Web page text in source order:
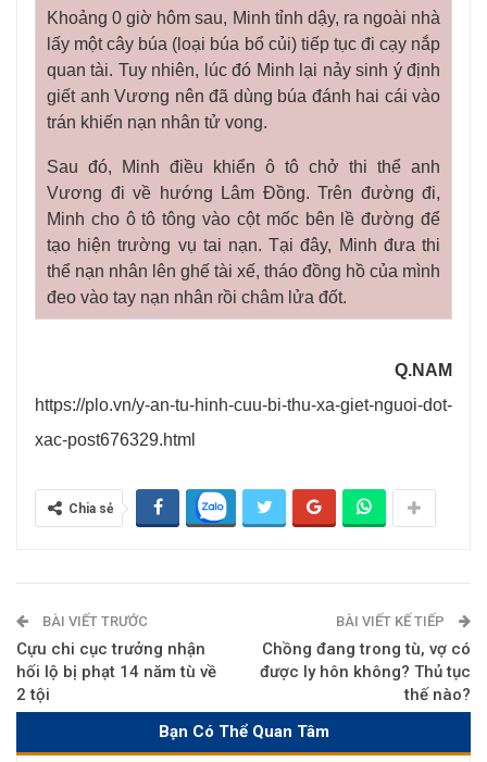
Khoảng 0 giờ hôm sau, Minh tỉnh dậy, ra ngoài nhà
lấy một cây búa (loại búa bổ củi) tiếp tục đi cạy nắp
quan tài. Tuy nhiên, lúc đó Minh lại nảy sinh ý định
giết anh Vương nên đã dùng búa đánh hai cái vào
trán khiến nạn nhân tử vong.
Sau đó, Minh điều khiển ô tô chở thi thể anh
Vương đi về hướng Lâm Đồng. Trên đường đi,
Minh cho ô tô tông vào cột mốc bên lề đường để
tạo hiện trường vụ tai nạn. Tại đây, Minh đưa thi
thể nạn nhân lên ghế tài xế, tháo đồng hồ của mình
đeo vào tay nạn nhân rồi châm lửa đốt.
Q.NAM
https://plo.vn/y-an-tu-hinh-cuu-bi-thu-xa-giet-nguoi-dot-
xac-post676329.html
Chia sẻ
BÀI VIẾT TRƯỚC
Cựu chi cục trưởng nhận
hối lộ bị phạt 14 năm tù về
2 tội
BÀI VIẾT KẾ TIẾP
Chồng đang trong tù, vợ có
được ly hôn không? Thủ tục
thế nào?
Bạn Có Thể Quan Tâm